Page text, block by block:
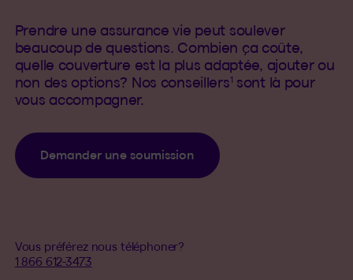
Prendre une assurance vie peut soulever
beaucoup de questions. Combien ça coûte,
quelle couverture est la plus adaptée, ajouter ou
non des options? Nos conseillers1 sont là pour
vous accompagner.
Demander une soumission
Vous préférez nous téléphoner?
1 866 612-3473